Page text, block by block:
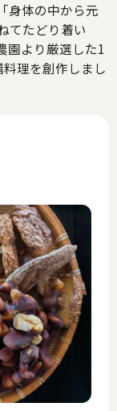
身体の中から元
てたどり着い
園より厳選した1
理を創作しまし